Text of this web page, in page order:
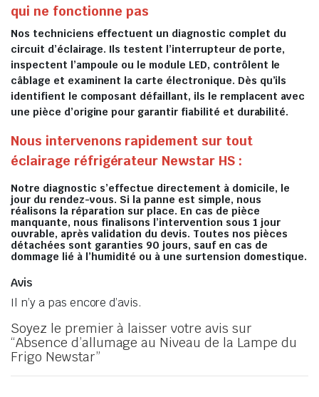
qui ne fonctionne pas
Nos techniciens effectuent un diagnostic complet du
circuit d’éclairage. Ils testent l’interrupteur de porte,
inspectent l’ampoule ou le module LED, contrôlent le
câblage et examinent la carte électronique. Dès qu’ils
identifient le composant défaillant, ils le remplacent avec
une pièce d’origine pour garantir fiabilité et durabilité.
Nous intervenons rapidement sur tout
éclairage réfrigérateur Newstar HS :
Notre diagnostic s’effectue directement à domicile, le
jour du rendez-vous. Si la panne est simple, nous
réalisons la réparation sur place. En cas de pièce
manquante, nous finalisons l’intervention sous 1 jour
ouvrable, après validation du devis. Toutes nos pièces
détachées sont garanties 90 jours, sauf en cas de
dommage lié à l’humidité ou à une surtension domestique.
Avis
Il n’y a pas encore d’avis.
Soyez le premier à laisser votre avis sur
“Absence d’allumage au Niveau de la Lampe du
Frigo Newstar”